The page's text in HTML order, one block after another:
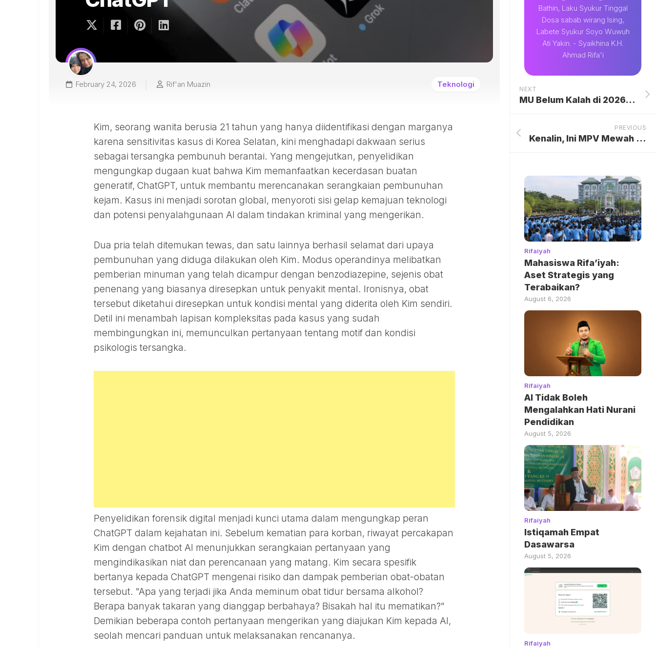
February 24, 2026 Rif'an Muazin Teknologi
Kim, seorang wanita berusia 21 tahun yang hanya diidentifikasi dengan marganya
karena sensitivitas kasus di Korea Selatan, kini menghadapi dakwaan serius
sebagai tersangka pembunuh berantai. Yang mengejutkan, penyelidikan
mengungkap dugaan kuat bahwa Kim memanfaatkan kecerdasan buatan
generatif, ChatGPT, untuk membantu merencanakan serangkaian pembunuhan
kejam. Kasus ini menjadi sorotan global, menyoroti sisi gelap kemajuan teknologi
dan potensi penyalahgunaan AI dalam tindakan kriminal yang mengerikan.
Dua pria telah ditemukan tewas, dan satu lainnya berhasil selamat dari upaya
pembunuhan yang diduga dilakukan oleh Kim. Modus operandinya melibatkan
pemberian minuman yang telah dicampur dengan benzodiazepine, sejenis obat
penenang yang biasanya diresepkan untuk penyakit mental. Ironisnya, obat
tersebut diketahui diresepkan untuk kondisi mental yang diderita oleh Kim sendiri.
Detil ini menambah lapisan kompleksitas pada kasus yang sudah
membingungkan ini, memunculkan pertanyaan tentang motif dan kondisi
psikologis tersangka.
Penyelidikan forensik digital menjadi kunci utama dalam mengungkap peran
ChatGPT dalam kejahatan ini. Sebelum kematian para korban, riwayat percakapan
Kim dengan chatbot AI menunjukkan serangkaian pertanyaan yang
mengindikasikan niat dan perencanaan yang matang. Kim secara spesifik
bertanya kepada ChatGPT mengenai risiko dan dampak pemberian obat-obatan
tersebut. "Apa yang terjadi jika Anda meminum obat tidur bersama alkohol?
Berapa banyak takaran yang dianggap berbahaya? Bisakah hal itu mematikan?"
Demikian beberapa contoh pertanyaan mengerikan yang diajukan Kim kepada AI,
seolah mencari panduan untuk melaksanakan rencananya.
Bathin, Laku Syukur Tinggal
Dosa sabab wirang Ising,
Labete Syukur Soyo Wuwuh
Ati Yakin. - Syaikhina K.H.
Ahmad Rifa'i
NEXT
MU Belum Kalah di 2026, Performa Impresif Carrick Bikin Fans Terus Tersenyum Lebar: Invasi Positif Setan Merah Membangkitkan Harapan Baru
PREVIOUS
Kenalin, Ini MPV Mewah BYD Pesaing Alphard Khusus buat Taksi Online
Rifaiyah
Mahasiswa Rifa’iyah:
Aset Strategis yang
Terabaikan?
August 6, 2026
Rifaiyah
AI Tidak Boleh
Mengalahkan Hati Nurani
Pendidikan
August 5, 2026
Rifaiyah
Istiqamah Empat
Dasawarsa
August 5, 2026
Rifaiyah